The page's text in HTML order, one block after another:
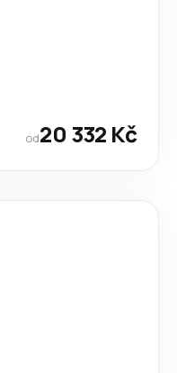
od20 332 Kč